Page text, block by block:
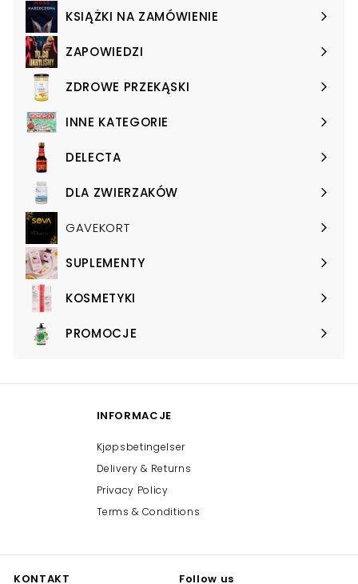
submenuKSIĄŻKI NA ZAMÓWIENIE
Expand
submenuZAPOWIEDZI
Expand
submenuZDROWE PRZEKĄSKI
Expand
submenuINNE KATEGORIE
Expand
submenuDELECTA
Expand
submenuDLA ZWIERZAKÓW
Expand
submenuGAVEKORT
SUPLEMENTY
Expand
submenuKOSMETYKI
Expand
submenuPROMOCJE
Expand
INFORMACJE
Kjøpsbetingelser
Delivery & Returns
Privacy Policy
Terms & Conditions
KONTAKT Follow us